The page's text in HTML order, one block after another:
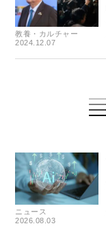
教養・カルチャー
2024.12.07
ニュース
2026.08.03